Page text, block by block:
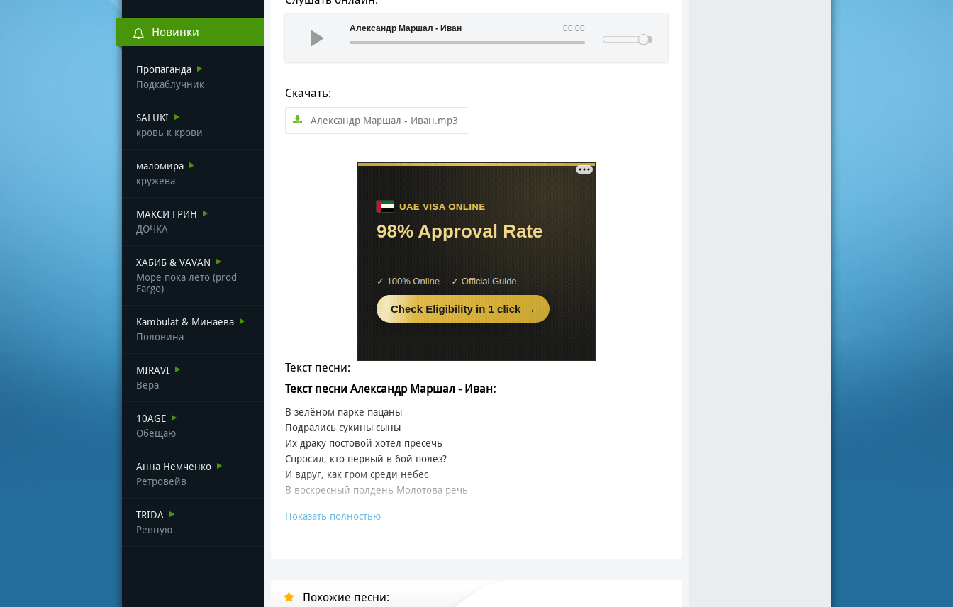
Новинки
Пропаганда
Подкаблучник
SALUKI
кровь к крови
маломира
кружева
МАКСИ ГРИН
ДОЧКА
ХАБИБ & VAVAN
Море пока лето (prod
Fargo)
Kambulat & Минаева
Половина
MIRAVI
Вера
10AGE
Обещаю
Анна Немченко
Ретровейв
TRIDA
Ревную
00:00
Александр Маршал - Иван
Скачать:
Александр Маршал - Иван.mp3
Текст песни:
Текст песни Александр Маршал - Иван:
В зелёном парке пацаны
Подрались сукины сыны
Их драку постовой хотел пресечь
Спросил, кто первый в бой полез?
И вдруг, как гром среди небес
В воскресный полдень Молотова речь
Сказал, сегодня в ранний час
И был с позором выгнан прочь из наших мест
Показать полностью
Похожие песни: